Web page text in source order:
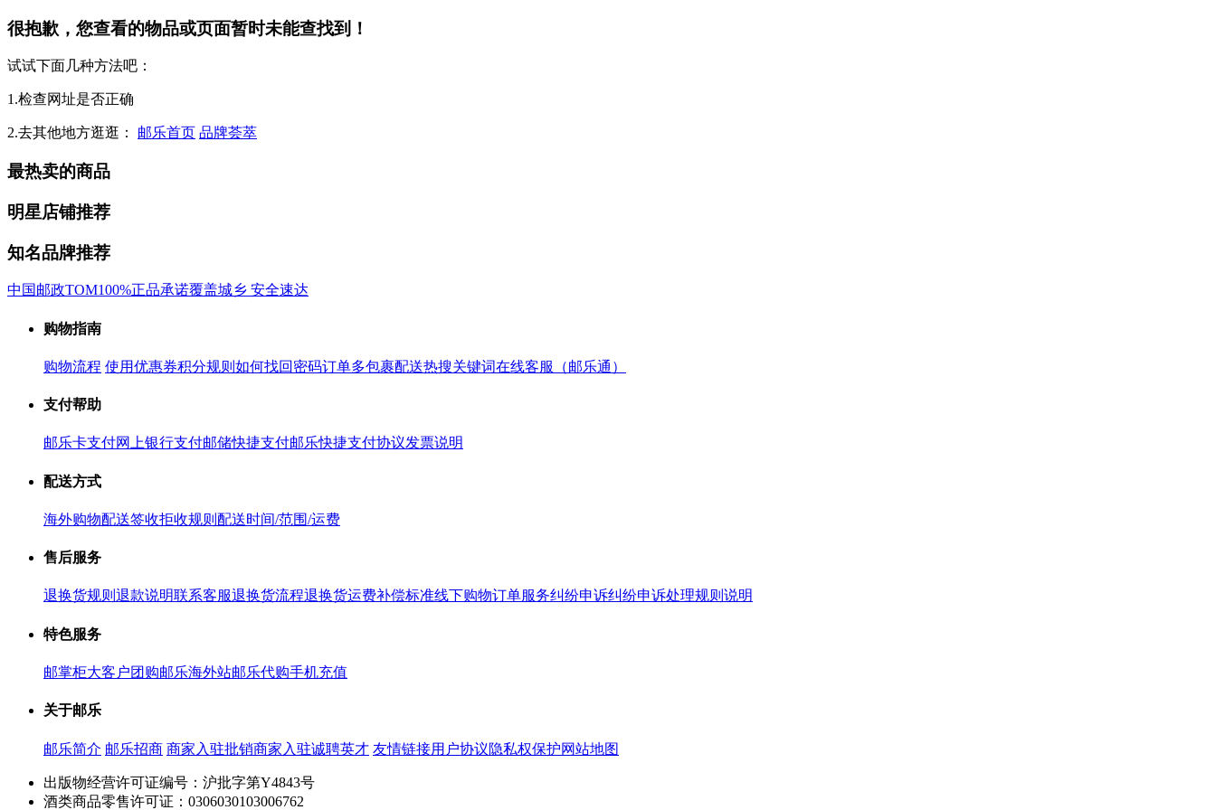
很抱歉，您查看的物品或页面暂时未能查找到！
试试下面几种方法吧：
1.检查网址是否正确
2.去其他地方逛逛： 邮乐首页 品牌荟萃
最热卖的商品
明星店铺推荐
知名品牌推荐
中国邮政TOM100%正品承诺覆盖城乡 安全速达
购物指南
购物流程 使用优惠券积分规则 如何找回密码订单多包裹配送热搜关键词在线客服（邮乐通）
支付帮助
邮乐卡支付网上银行支付邮储快捷支付邮乐快捷支付协议发票说明
配送方式
海外购物配送签收拒收规则 配送时间/范围/运费
售后服务
退换货规则 退款说明联系客服退换货流程退换货运费补偿标准线下购物订单服务纠纷申诉纠纷申诉处理规则说明
特色服务
邮掌柜大客户团购邮乐海外站邮乐代购手机充值
关于邮乐
邮乐简介 邮乐招商 商家入驻批销商家入驻诚聘英才 友情链接用户协议隐私权保护网站地图
出版物经营许可证编号：沪批字第Y4843号
酒类商品零售许可证：0306030103006762